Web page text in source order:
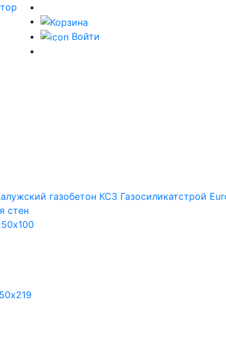
Войти
газобетон КСЗ Газосиликатстрой
стен